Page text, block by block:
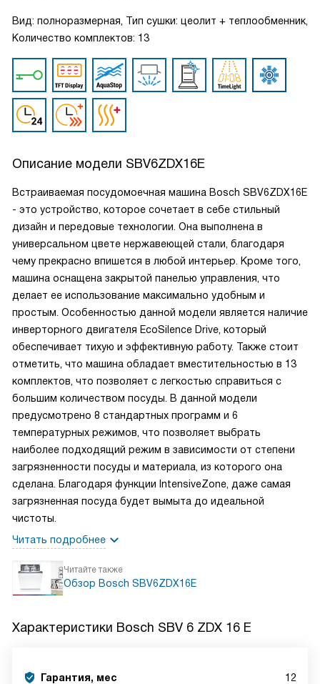
Вид: полноразмерная, Тип сушки: цеолит + теплообменник,
Количество комплектов: 13
Описание модели SBV6ZDX16E
Встраиваемая посудомоечная машина Bosch SBV6ZDX16E
- это устройство, которое сочетает в себе стильный
дизайн и передовые технологии. Она выполнена в
универсальном цвете нержавеющей стали, благодаря
чему прекрасно впишется в любой интерьер. Кроме того,
машина оснащена закрытой панелью управления, что
делает ее использование максимально удобным и
простым. Особенностью данной модели является наличие
инверторного двигателя EcoSilence Drive, который
обеспечивает тихую и эффективную работу. Также стоит
отметить, что машина обладает вместительностью в 13
комплектов, что позволяет с легкостью справиться с
большим количеством посуды. В данной модели
предусмотрено 8 стандартных программ и 6
температурных режимов, что позволяет выбрать
наиболее подходящий режим в зависимости от степени
загрязненности посуды и материала, из которого она
сделана. Благодаря функции IntensiveZone, даже самая
загрязненная посуда будет вымыта до идеальной
чистоты.
Читать подробнее
Читайте также
Обзор Bosch SBV6ZDX16E
Характеристики Bosch SBV 6 ZDX 16 E
Гарантия, мес 12